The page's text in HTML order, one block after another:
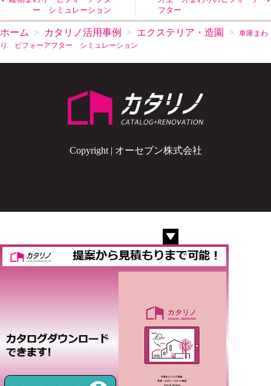
フター
ー シミュレーション
ホーム カタリノ活用事例 エクステリア・造園
車庫まわ
り ビフォーアフター シミュレーション
Copyright | オーセブン株式会社